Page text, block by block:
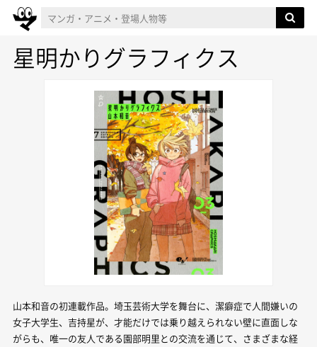
星明かりグラフィクス
山本和音の初連載作品。埼玉芸術大学を舞台に、潔癖症で人間嫌いの
女子大学生、吉持星が、才能だけでは乗り越えられない壁に直面しな
がらも、唯一の友人である園部明里との交流を通じて、さまざまな経